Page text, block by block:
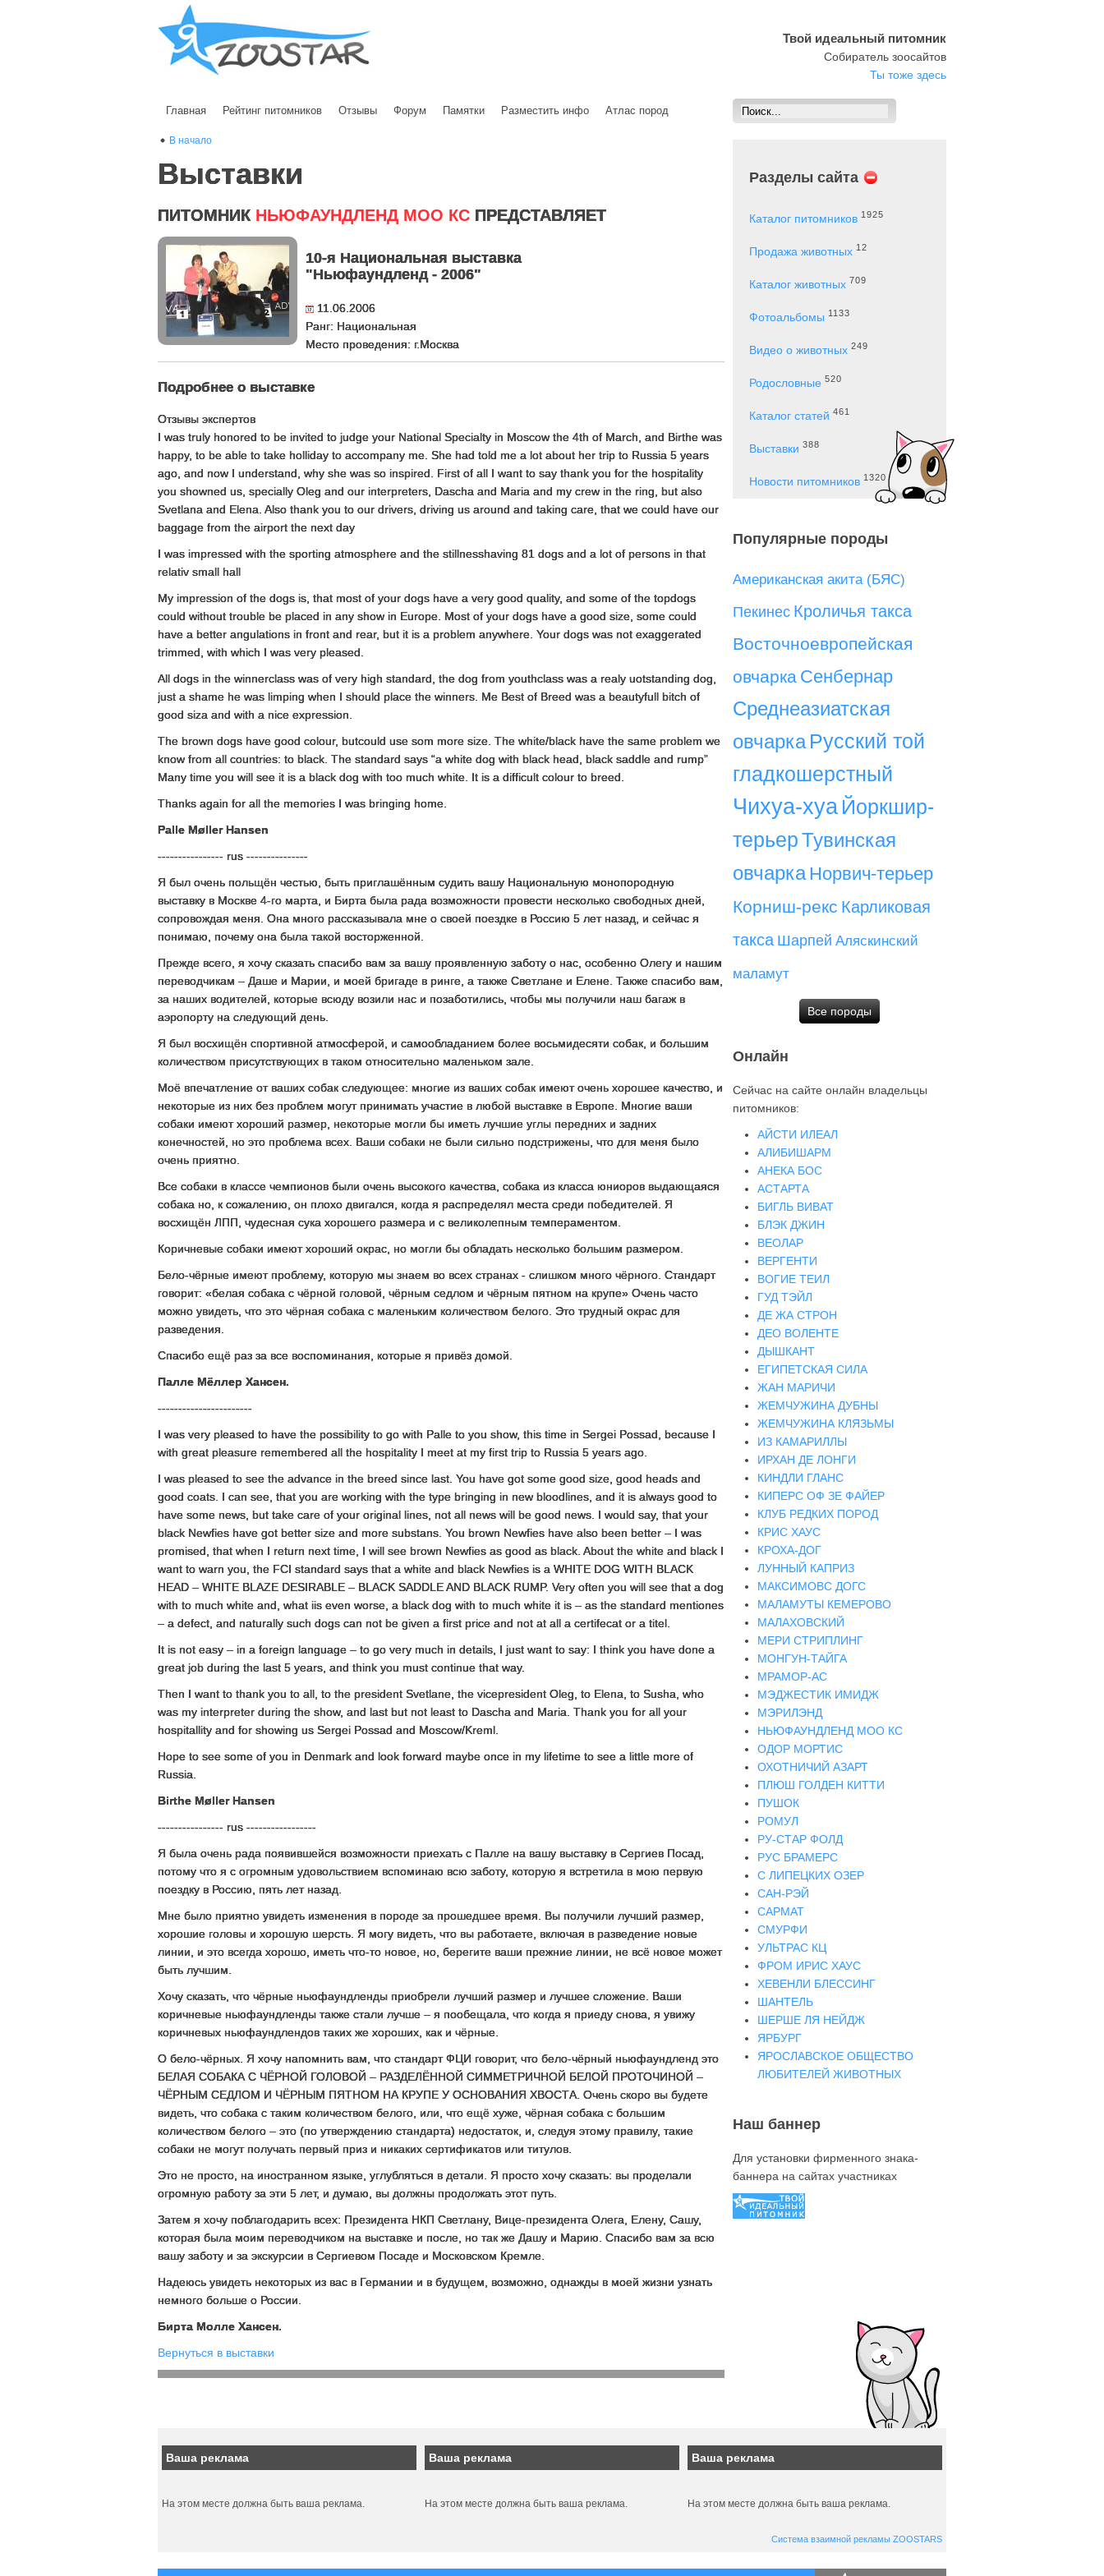
Твой идеальный питомник
Собиратель зоосайтов
Ты тоже здесь
Главная Рейтинг питомников Отзывы Форум Памятки Разместить инфо Атлас пород
В начало
Выставки
ПИТОМНИК НЬЮФАУНДЛЕНД МОО КС ПРЕДСТАВЛЯЕТ
10-я Национальная выставка
"Ньюфаундленд - 2006"
11.06.2006
Ранг: Национальная
Место проведения: г.Москва
Подробнее о выставке
Отзывы экспертов
I was truly honored to be invited to judge your National Specialty in Moscow the 4th of March, and Birthe was
happy, to be able to take holliday to accompany me. She had told me a lot about her trip to Russia 5 years
ago, and now I understand, why she was so inspired. First of all I want to say thank you for the hospitality
you showned us, specially Oleg and our interpreters, Dascha and Maria and my crew in the ring, but also
Svetlana and Elena. Also thank you to our drivers, driving us around and taking care, that we could have our
baggage from the airport the next day
I was impressed with the sporting atmosphere and the stillnesshaving 81 dogs and a lot of persons in that
relativ small hall
My impression of the dogs is, that most of your dogs have a very good quality, and some of the topdogs
could without trouble be placed in any show in Europe. Most of your dogs have a good size, some could
have a better angulations in front and rear, but it is a problem anywhere. Your dogs was not exaggerated
trimmed, with which I was very pleased.
All dogs in the winnerclass was of very high standard, the dog from youthclass was a realy uotstanding dog,
just a shame he was limping when I should place the winners. Me Best of Breed was a beautyfull bitch of
good siza and with a nice expression.
The brown dogs have good colour, butcould use som more size. The white/black have the same problem we
know from all countries: to black. The standard says “a white dog with black head, black saddle and rump”
Many time you will see it is a black dog with too much white. It is a difficult colour to breed.
Thanks again for all the memories I was bringing home.
Palle Møller Hansen
---------------- rus ---------------
Я был очень польщён честью, быть приглашённым судить вашу Национальную монопородную
выставку в Москве 4-го марта, и Бирта была рада возможности провести несколько свободных дней,
сопровождая меня. Она много рассказывала мне о своей поездке в Россию 5 лет назад, и сейчас я
понимаю, почему она была такой восторженной.
Прежде всего, я хочу сказать спасибо вам за вашу проявленную заботу о нас, особенно Олегу и нашим
переводчикам – Даше и Марии, и моей бригаде в ринге, а также Светлане и Елене. Также спасибо вам,
за наших водителей, которые всюду возили нас и позаботились, чтобы мы получили наш багаж в
аэропорту на следующий день.
Я был восхищён спортивной атмосферой, и самообладанием более восьмидесяти собак, и большим
количеством присутствующих в таком относительно маленьком зале.
Моё впечатление от ваших собак следующее: многие из ваших собак имеют очень хорошее качество, и
некоторые из них без проблем могут принимать участие в любой выставке в Европе. Многие ваши
собаки имеют хороший размер, некоторые могли бы иметь лучшие углы передних и задних
конечностей, но это проблема всех. Ваши собаки не были сильно подстрижены, что для меня было
очень приятно.
Все собаки в классе чемпионов были очень высокого качества, собака из класса юниоров выдающаяся
собака но, к сожалению, он плохо двигался, когда я распределял места среди победителей. Я
восхищён ЛПП, чудесная сука хорошего размера и с великолепным темпераментом.
Коричневые собаки имеют хороший окрас, но могли бы обладать несколько большим размером.
Бело-чёрные имеют проблему, которую мы знаем во всех странах - слишком много чёрного. Стандарт
говорит: «белая собака с чёрной головой, чёрным седлом и чёрным пятном на крупе» Очень часто
можно увидеть, что это чёрная собака с маленьким количеством белого. Это трудный окрас для
разведения.
Спасибо ещё раз за все воспоминания, которые я привёз домой.
Палле Мёллер Хансен.
-----------------------
I was very pleased to have the possibility to go with Palle to you show, this time in Sergei Possad, because I
with great pleasure remembered all the hospitality I meet at my first trip to Russia 5 years ago.
I was pleased to see the advance in the breed since last. You have got some good size, good heads and
good coats. I can see, that you are working with the type bringing in new bloodlines, and it is always good to
have some news, but take care of your original lines, not all news will be good news. I would say, that your
black Newfies have got better size and more substans. You brown Newfies have also been better – I was
promised, that when I return next time, I will see brown Newfies as good as black. About the white and black I
want to warn you, the FCI standard says that a white and black Newfies is a WHITE DOG WITH BLACK
HEAD – WHITE BLAZE DESIRABLE – BLACK SADDLE AND BLACK RUMP. Very often you will see that a dog
with to much white and, what iis even worse, a black dog with to much white it is – as the standard mentiones
– a defect, and naturally such dogs can not be given a first price and not at all a certifecat or a titel.
It is not easy – in a foreign language – to go very much in details, I just want to say: I think you have done a
great job during the last 5 years, and think you must continue that way.
Then I want to thank you to all, to the president Svetlane, the vicepresident Oleg, to Elena, to Susha, who
was my interpreter during the show, and last but not least to Dascha and Maria. Thank you for all your
hospitallity and for showing us Sergei Possad and Moscow/Kreml.
Hope to see some of you in Denmark and look forward maybe once in my lifetime to see a little more of
Russia.
Birthe Møller Hansen
---------------- rus -----------------
Я была очень рада появившейся возможности приехать с Палле на вашу выставку в Сергиев Посад,
потому что я с огромным удовольствием вспоминаю всю заботу, которую я встретила в мою первую
поездку в Россию, пять лет назад.
Мне было приятно увидеть изменения в породе за прошедшее время. Вы получили лучший размер,
хорошие головы и хорошую шерсть. Я могу видеть, что вы работаете, включая в разведение новые
линии, и это всегда хорошо, иметь что-то новое, но, берегите ваши прежние линии, не всё новое может
быть лучшим.
Хочу сказать, что чёрные ньюфаундленды приобрели лучший размер и лучшее сложение. Ваши
коричневые ньюфаундленды также стали лучше – я пообещала, что когда я приеду снова, я увижу
коричневых ньюфаундлендов таких же хороших, как и чёрные.
О бело-чёрных. Я хочу напомнить вам, что стандарт ФЦИ говорит, что бело-чёрный ньюфаундленд это
БЕЛАЯ СОБАКА С ЧЁРНОЙ ГОЛОВОЙ – РАЗДЕЛЁННОЙ СИММЕТРИЧНОЙ БЕЛОЙ ПРОТОЧИНОЙ –
ЧЁРНЫМ СЕДЛОМ И ЧЁРНЫМ ПЯТНОМ НА КРУПЕ У ОСНОВАНИЯ ХВОСТА. Очень скоро вы будете
видеть, что собака с таким количеством белого, или, что ещё хуже, чёрная собака с большим
количеством белого – это (по утверждению стандарта) недостаток, и, следуя этому правилу, такие
собаки не могут получать первый приз и никаких сертификатов или титулов.
Это не просто, на иностранном языке, углубляться в детали. Я просто хочу сказать: вы проделали
огромную работу за эти 5 лет, и думаю, вы должны продолжать этот путь.
Затем я хочу поблагодарить всех: Президента НКП Светлану, Вице-президента Олега, Елену, Сашу,
которая была моим переводчиком на выставке и после, но так же Дашу и Марию. Спасибо вам за всю
вашу заботу и за экскурсии в Сергиевом Посаде и Московском Кремле.
Надеюсь увидеть некоторых из вас в Германии и в будущем, возможно, однажды в моей жизни узнать
немного больше о России.
Бирта Молле Хансен.
Вернуться в выставки
Разделы сайта
Каталог питомников 1925
Продажа животных 12
Каталог животных 709
Фотоальбомы 1133
Видео о животных 249
Родословные 520
Каталог статей 461
Выставки 388
Новости питомников 1320
Популярные породы
Американская акита (БЯС)
Пекинес Кроличья такса
Восточноевропейская
овчарка Сенбернар
Среднеазиатская
овчарка Русский той
гладкошерстный
Чихуа-хуа Йоркшир-
терьерТувинская
овчарка Норвич-терьер
Корниш-рекс Карликовая
такса Шарпей Аляскинский
маламут
Все породы
Онлайн
Сейчас на сайте онлайн владельцы
питомников:
АЙСТИ ИЛЕАЛ
АЛИБИШАРМ
АНЕКА БОС
АСТАРТА
БИГЛЬ ВИВАТ
БЛЭК ДЖИН
ВЕОЛАР
ВЕРГЕНТИ
ВОГИЕ ТЕИЛ
ГУД ТЭЙЛ
ДЕ ЖА СТРОН
ДЕО ВОЛЕНТЕ
ДЫШКАНТ
ЕГИПЕТСКАЯ СИЛА
ЖАН МАРИЧИ
ЖЕМЧУЖИНА ДУБНЫ
ЖЕМЧУЖИНА КЛЯЗЬМЫ
ИЗ КАМАРИЛЛЫ
ИРХАН ДЕ ЛОНГИ
КИНДЛИ ГЛАНС
КИПЕРС ОФ ЗЕ ФАЙЕР
КЛУБ РЕДКИХ ПОРОД
КРИС ХАУС
КРОХА-ДОГ
ЛУННЫЙ КАПРИЗ
МАКСИМОВС ДОГС
МАЛАМУТЫ КЕМЕРОВО
МАЛАХОВСКИЙ
МЕРИ СТРИПЛИНГ
МОНГУН-ТАЙГА
МРАМОР-АС
МЭДЖЕСТИК ИМИДЖ
МЭРИЛЭНД
НЬЮФАУНДЛЕНД МОО КС
ОДОР МОРТИС
ОХОТНИЧИЙ АЗАРТ
ПЛЮШ ГОЛДЕН КИТТИ
ПУШОК
РОМУЛ
РУ-СТАР ФОЛД
РУС БРАМЕРС
С ЛИПЕЦКИХ ОЗЕР
САН-РЭЙ
САРМАТ
СМУРФИ
УЛЬТРАС КЦ
ФРОМ ИРИС ХАУС
ХЕВЕНЛИ БЛЕССИНГ
ШАНТЕЛЬ
ШЕРШЕ ЛЯ НЕЙДЖ
ЯРБУРГ
ЯРОСЛАВСКОЕ ОБЩЕСТВО
ЛЮБИТЕЛЕЙ ЖИВОТНЫХ
Наш баннер
Для установки фирменного знака-
баннера на сайтах участниках
Ваша реклама
На этом месте должна быть ваша реклама.
Ваша реклама
На этом месте должна быть ваша реклама.
Ваша реклама
На этом месте должна быть ваша реклама.
Система взаимной рекламы ZOOSTARS